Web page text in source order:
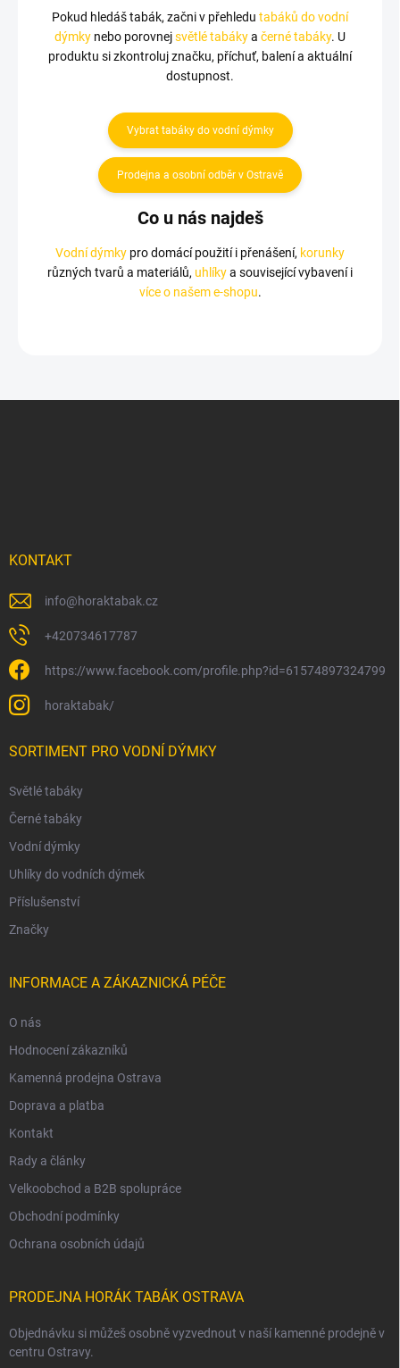
Pokud hledáš tabák, začni v přehledu tabáků do vodní
dýmky nebo porovnejsvětlé tabákya černé tabáky. U
produktu si zkontroluj značku, příchuť, balení a aktuální
dostupnost.
Vybrat tabáky do vodní dýmky
Prodejna a osobní odběr v Ostravě
Co u nás najdeš
Vodní dýmky pro domácí použití i přenášení, korunky
různých tvarů a materiálů, uhlíkya související vybavení i
více o našem e-shopu.
KONTAKT
info@horaktabak.cz
+420734617787
https://www.facebook.com/profile.php?id=61574897324799
horaktabak/
SORTIMENT PRO VODNÍ DÝMKY
Světlé tabáky
Černé tabáky
Vodní dýmky
Uhlíky do vodních dýmek
Příslušenství
Značky
INFORMACE A ZÁKAZNICKÁ PÉČE
O nás
Hodnocení zákazníků
Kamenná prodejna Ostrava
Doprava a platba
Kontakt
Rady a články
Velkoobchod a B2B spolupráce
Obchodní podmínky
Ochrana osobních údajů
PRODEJNA HORÁK TABÁK OSTRAVA
Objednávku si můžeš osobně vyzvednout v naší kamenné prodejně v
centru Ostravy.